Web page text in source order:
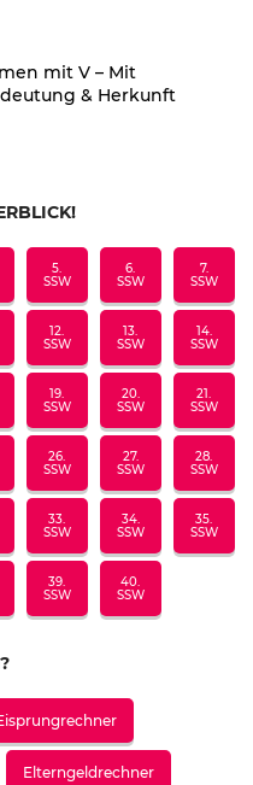
mit V – Mit
& Herkunft
5.
SSW
6.
SSW
7.
SSW
12.
SSW
13.
SSW
14.
SSW
19.
SSW
20.
SSW
21.
SSW
26.
SSW
27.
SSW
28.
SSW
33.
SSW
34.
SSW
35.
SSW
39.
SSW
40.
SSW
Elterngeldrechner